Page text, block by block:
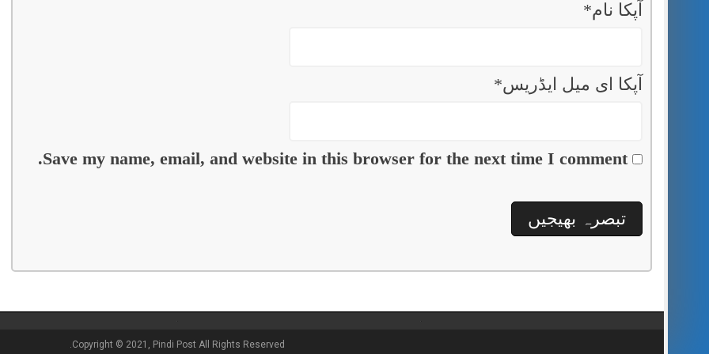
آپکا نام*
آپکا ای میل ایڈریس*
Save my name, email, and website in this browser for the next time I comment.
Copyright © 2021, Pindi Post All Rights Reserved.